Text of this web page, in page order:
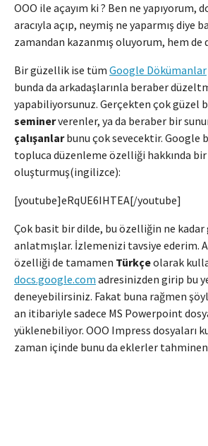
OOO ile açayım ki ? Ben ne yapıyorum,
aracıyla açıp, neymiş ne yaparmış diye
zamandan kazanmış oluyorum, hem de
Bir güzellik ise tüm Google Dökümanlar
bunda da arkadaşlarınla beraber
yapabiliyorsunuz. Gerçekten çok güzel
seminerverenler, ya da beraber bir
çalışanlarbunu çok sevecektir. Google
topluca düzenleme özelliği hakkında bir
oluşturmuş(ingilizce):
[youtube]eRqUE6IHTEA[/youtube]
Çok basit bir dilde, bu özelliğin ne
anlatmışlar. İzlemenizi tavsiye ederim.
özelliği de tamamen Türkçeolarak
docs.google.com adresinizden girip bu
deneyebilirsiniz. Fakat buna rağmen
an itibariyle sadece MS Powerpoint
yüklenebiliyor. OOO Impress dosyaları
zaman içinde bunu da eklerler